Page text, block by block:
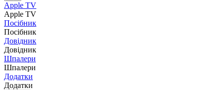
Apple TV
Apple TV
Посібник
Посібник
Довідник
Довідник
Шпалери
Шпалери
Додатки
Додатки